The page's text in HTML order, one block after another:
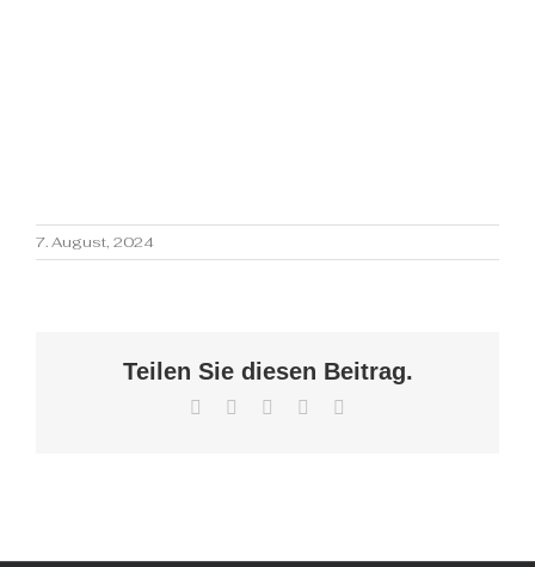
7. August, 2024
Teilen Sie diesen Beitrag.
Facebook WhatsApp
Pinterest